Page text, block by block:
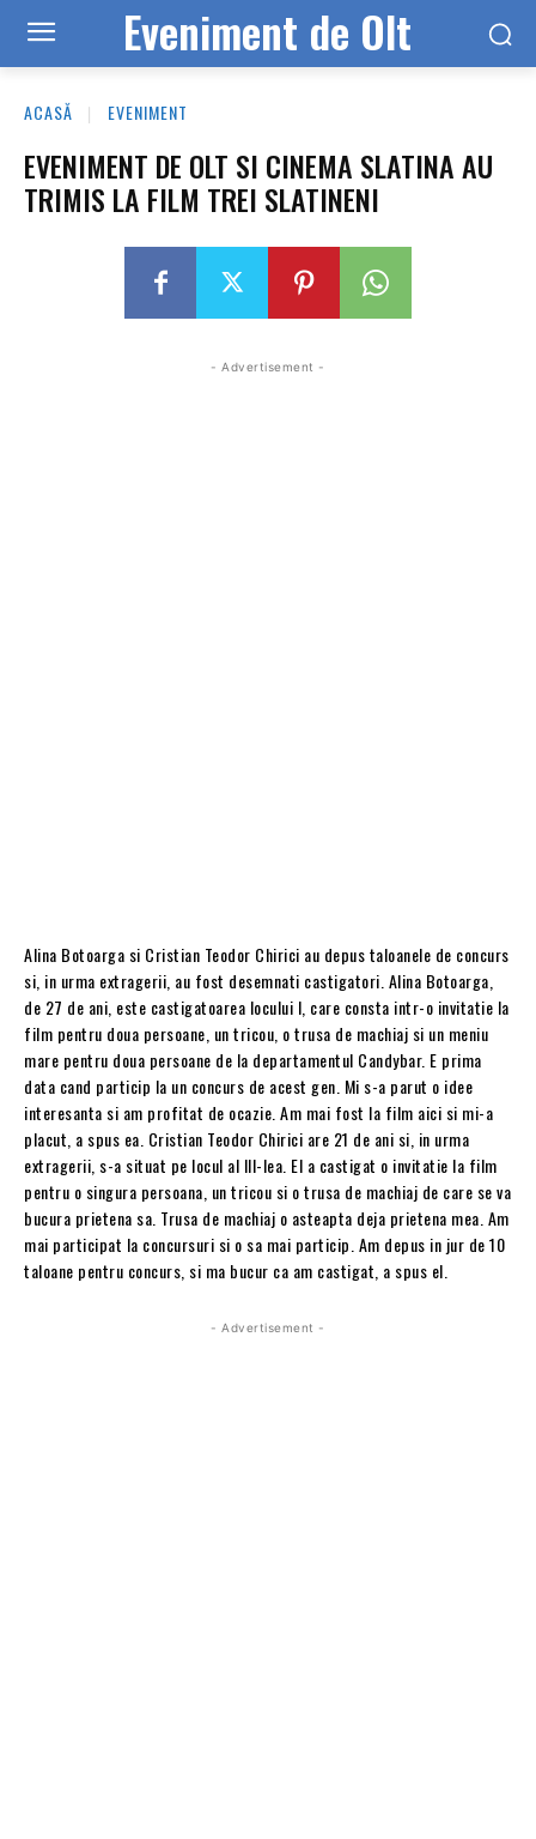
Eveniment de Olt
ACASĂ EVENIMENT
EVENIMENT DE OLT SI CINEMA SLATINA AU
TRIMIS LA FILM TREI SLATINENI
- Advertisement -
Alina Botoarga si Cristian Teodor Chirici au depus taloanele de concurs
si, in urma extragerii, au fost desemnati castigatori. Alina Botoarga,
de 27 de ani, este castigatoarea locului I, care consta intr-o invitatie la
film pentru doua persoane, un tricou, o trusa de machiaj si un meniu
mare pentru doua persoane de la departamentul Candybar. E prima
data cand particip la un concurs de acest gen. Mi s-a parut o idee
interesanta si am profitat de ocazie. Am mai fost la film aici si mi-a
placut, a spus ea. Cristian Teodor Chirici are 21 de ani si, in urma
extragerii, s-a situat pe locul al III-lea. El a castigat o invitatie la film
pentru o singura persoana, un tricou si o trusa de machiaj de care se va
bucura prietena sa. Trusa de machiaj o asteapta deja prietena mea. Am
mai participat la concursuri si o sa mai particip. Am depus in jur de 10
taloane pentru concurs, si ma bucur ca am castigat, a spus el.
- Advertisement -